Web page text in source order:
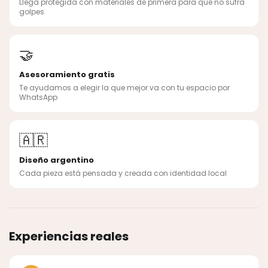
Llega protegida con materiales de primera para que no sufra
golpes
🤝
Asesoramiento gratis
Te ayudamos a elegir la que mejor va con tu espacio por
WhatsApp
🇦🇷
Diseño argentino
Cada pieza está pensada y creada con identidad local
Experiencias reales